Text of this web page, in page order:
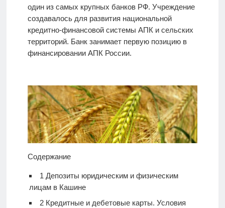
один из самых крупных банков РФ. Учреждение
создавалось для развития национальной
кредитно-финансовой системы АПК и сельских
территорий. Банк занимает первую позицию в
финансировании АПК России.
Содержание
1 Депозиты юридическим и физическим
лицам в Кашине
2Кредитные и дебетовые карты. Условия